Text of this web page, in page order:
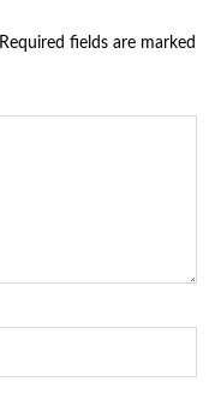
Required fields are marked